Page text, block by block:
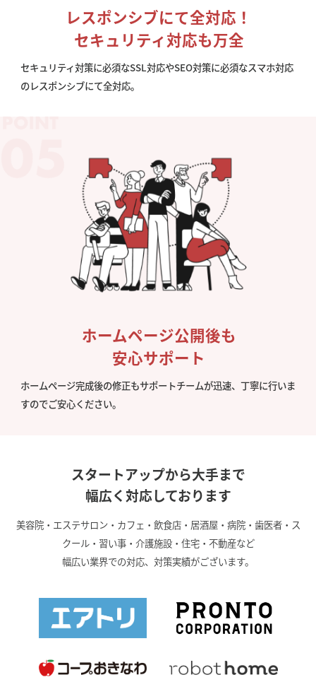
レスポンシブにて全対応！
セキュリティ対応も万全
セキュリティ対策に必須なSSL対応やSEO対策に必須なスマホ対応
のレスポンシブにて全対応。
ホームページ公開後も
安心サポート
ホームページ完成後の修正もサポートチームが迅速、丁寧に行いま
すのでご安心ください。
スタートアップから大手まで
幅広く対応しております
美容院・エステサロン・カフェ・飲食店・居酒屋・病院・歯医者・ス
クール・習い事・介護施設・住宅・不動産など
幅広い業界での対応、対策実績がございます。